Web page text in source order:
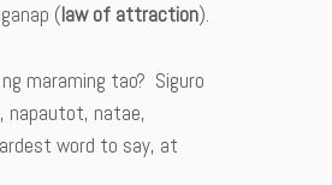
(law of attraction).
maraming tao? Siguro
napautot, natae,
word to say, at